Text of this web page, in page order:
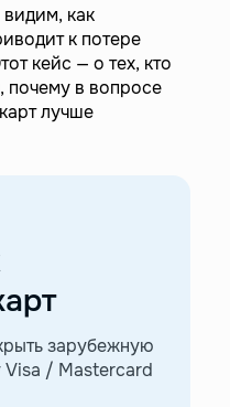
удобных предложений
пока действует
хочет открыть
иностранной
очень важен
как
к потере
кейс — о тех, кто
почему в вопросе
лучше
зарубежную
Visa / Mastercard